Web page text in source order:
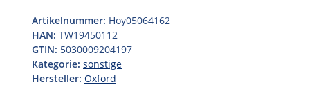
Artikelnummer: Hoy05064162
HAN: TW19450112
GTIN: 5030009204197
Kategorie: sonstige
Hersteller: Oxford